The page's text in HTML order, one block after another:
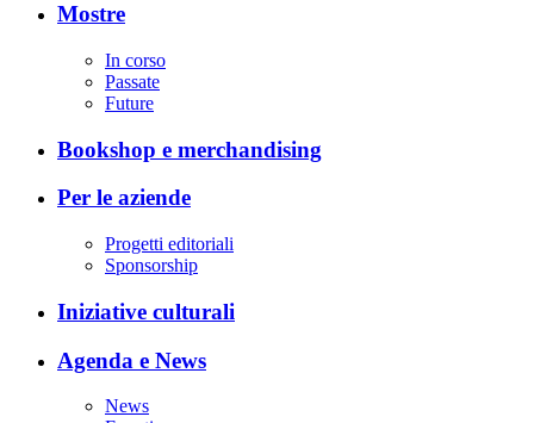
Mostre
In corso
Passate
Future
Bookshop e merchandising
Per le aziende
Progetti editoriali
Sponsorship
Iniziative culturali
Agenda e News
News